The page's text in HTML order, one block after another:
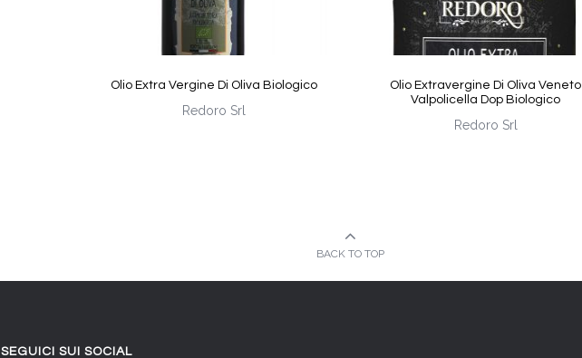
Olio Extra Vergine Di Oliva Biologico
Redoro Srl
Olio Extravergine Di Oliva Veneto
Valpolicella Dop Biologico
Redoro Srl
BACK TO TOP
SEGUICI SUI SOCIAL